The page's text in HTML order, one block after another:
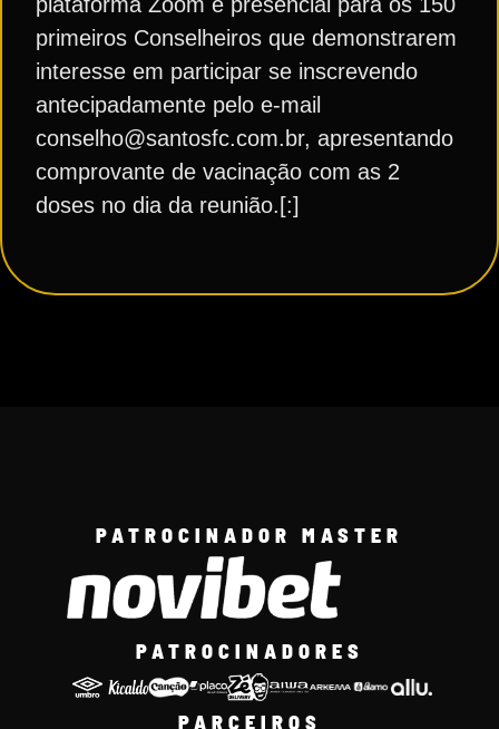
primeiros Conselheiros que demonstrarem
interesse em participar se inscrevendo
antecipadamente pelo e-mail
conselho@santosfc.com.br, apresentando
comprovante de vacinação com as 2
doses no dia da reunião.[:]
PATROCINADOR MASTER
PATROCINADORES
PARCEIROS